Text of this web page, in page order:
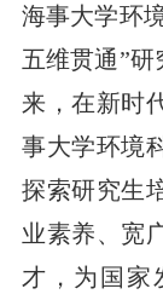
海事大学环
五维贯通”
来，在新时
事大学环境
探索研究生
业素养、宽
才，为国家